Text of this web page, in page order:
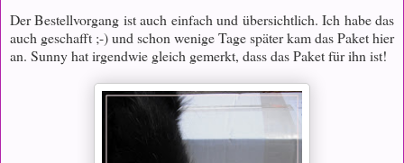
Der Bestellvorgang ist auch einfach und übersichtlich. Ich habe das
auch geschafft ;-) und schon wenige Tage später kam das Paket hier
an. Sunny hat irgendwie gleich gemerkt, dass das Paket für ihn ist!